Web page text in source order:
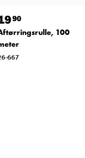
90
100
667